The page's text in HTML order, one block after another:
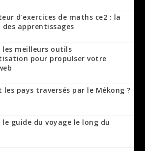
d’exercices de maths ce2 : la
apprentissages
les meilleurs outils
pour propulser votre
les pays traversés par le Mékong ?
le guide du voyage le long du